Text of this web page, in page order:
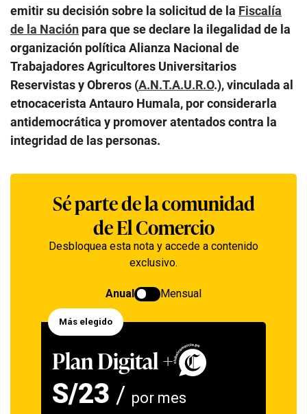
emitir su decisión sobre la solicitud de la Fiscalía
de la Nación para que se declare la ilegalidad de la
organización política Alianza Nacional de
Trabajadores Agricultores Universitarios
Reservistas y Obreros (A.N.T.A.U.R.O.), vinculada al
etnocacerista Antauro Humala, por considerarla
antidemocrática y promover atentados contra la
integridad de las personas.